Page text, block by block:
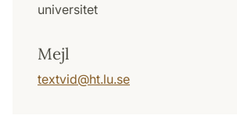
universitet
Mejl
textvid@ht.lu.se